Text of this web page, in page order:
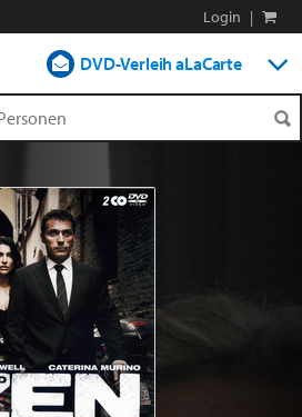
Login |
DVD-Verleih aLaCarte
Shop
Blog